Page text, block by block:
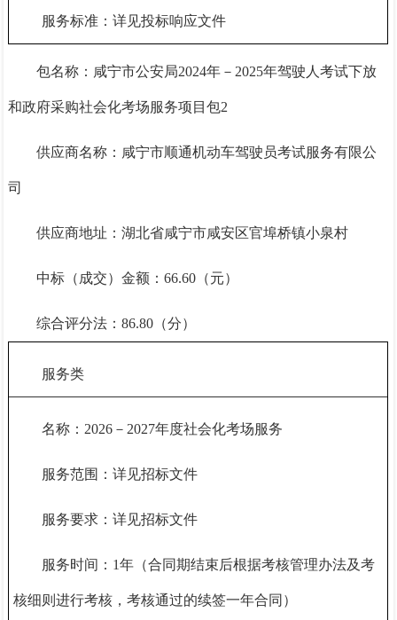
服务标准：详见投标响应文件
包名称：咸宁市公安局2024年－2025年驾驶人考试下放
和政府采购社会化考场服务项目包2
供应商名称：咸宁市顺通机动车驾驶员考试服务有限公
司
供应商地址：湖北省咸宁市咸安区官埠桥镇小泉村
中标（成交）金额：66.60（元）
综合评分法：86.80（分）
服务类
名称： 2026－2027年度社会化考场服务
服务范围：详见招标文件
服务要求：详见招标文件
服务时间： 1年（合同期结束后根据考核管理办法及考
核细则进行考核，考核通过的续签一年合同）